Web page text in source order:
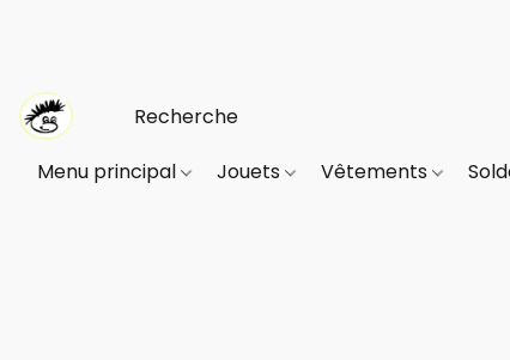
Menu principal Jouets Vêtements